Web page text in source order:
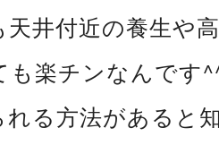
井付近の養生や
も楽チンなんです
る方法があると